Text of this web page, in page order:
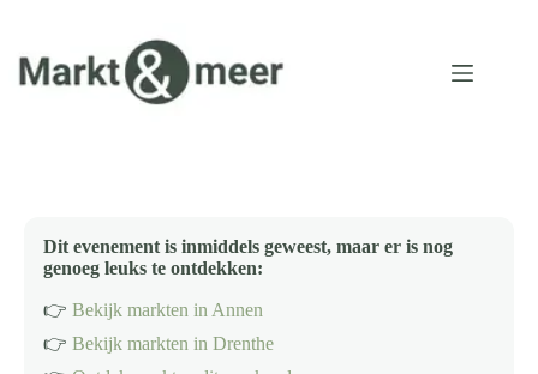
inhoud
Dit evenement is inmiddels geweest, maar er is nog
genoeg leuks te ontdekken:
👉 Bekijk markten in Annen
👉 Bekijk markten in Drenthe